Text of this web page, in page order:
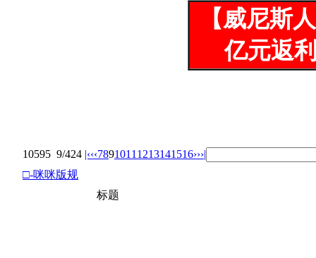
【威尼
亿元返
10595 9/424 |‹‹‹7891011 1213141516›››|
□-咪咪版规
标题